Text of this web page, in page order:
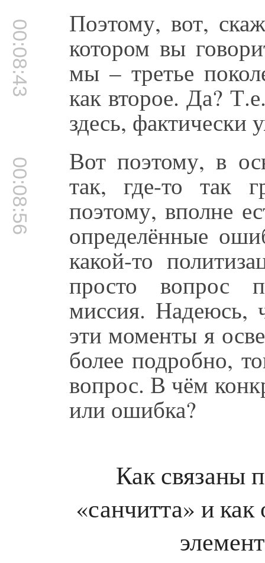
00:08:43 Поэтому, вот,
котором вы
мы – третье
как второе. Да?
здесь, фактически
00:08:56 Вот поэтому, в
так, где-то так
поэтому, вполне
определённые
какой-то
просто вопрос
миссия. Надеюсь,
эти моменты я
более подробно,
вопрос. В чём
или ошибка?
Как связаны
«санчитта» и